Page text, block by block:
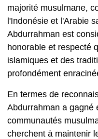
majorité musulmane,
l'Indonésie et l'Arabie
Abdurrahman est
honorable et respecté
islamiques et des
profondément
En termes de
Abdurrahman a gagné
communautés
cherchent à maintenir